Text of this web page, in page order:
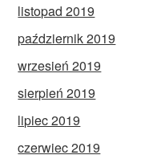
listopad 2019
październik 2019
wrzesień 2019
sierpień 2019
lipiec 2019
czerwiec 2019